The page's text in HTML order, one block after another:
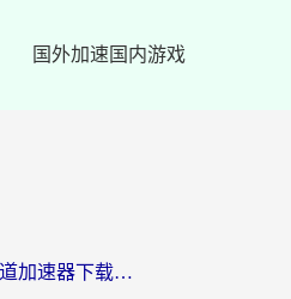
国外加速国内游戏
海外崩坏：星穹铁道加速器下载安装：一份给游子的终极网络指南